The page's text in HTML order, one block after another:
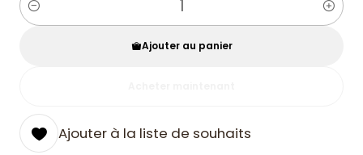
Quantité
Ajouter au panier
Ajouter à la liste de souhaits